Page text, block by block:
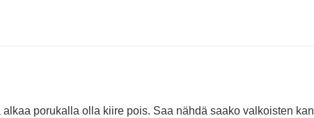
porukalla olla kiire pois. Saa nähdä saako valkoisten